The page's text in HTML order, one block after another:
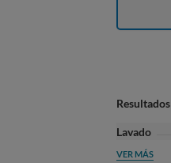
Resultados
Lavado
VER MÁS